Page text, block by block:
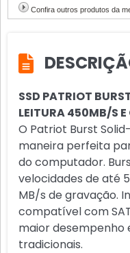
Confira outros produtos da
SSD PATRIOT
LEITURA 450MB/S
O Patriot Burst
maneira perfeita
do computador.
velocidades de até
MB/s de gravação.
compatível com
maior desempenho
tradicionais.